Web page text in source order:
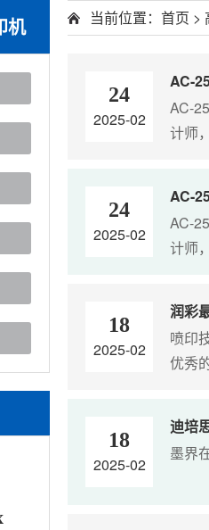
机 当前位置： 首页 >
24
2025-02
AC-
AC-
计师
24
2025-02
AC-
AC-
计师
18
2025-02
润彩
喷印
优秀
18
2025-02
迪培
墨界